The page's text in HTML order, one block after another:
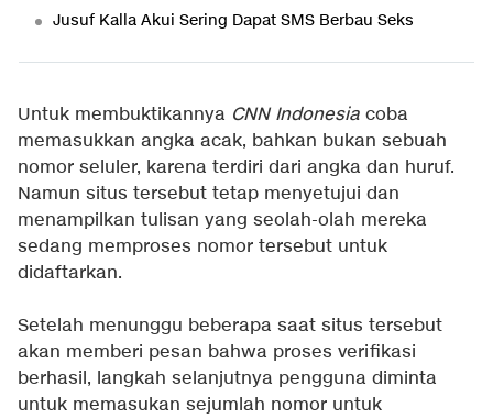
Jusuf Kalla Akui Sering Dapat SMS Berbau Seks
Untuk membuktikannya CNN Indonesia coba
memasukkan angka acak, bahkan bukan sebuah
nomor seluler, karena terdiri dari angka dan huruf.
Namun situs tersebut tetap menyetujui dan
menampilkan tulisan yang seolah-olah mereka
sedang memproses nomor tersebut untuk
didaftarkan.
Setelah menunggu beberapa saat situs tersebut
akan memberi pesan bahwa proses verifikasi
berhasil, langkah selanjutnya pengguna diminta
untuk memasukan sejumlah nomor untuk